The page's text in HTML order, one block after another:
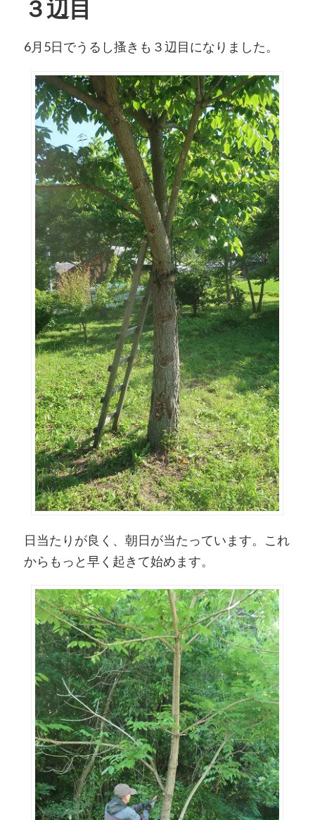
３辺目
6月5日でうるし搔きも３辺目になりました。
日当たりが良く、朝日が当たっています。これ
からもっと早く起きて始めます。